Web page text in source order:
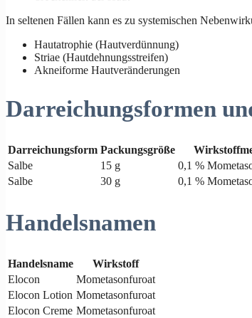
In seltenen Fällen kann es zu systemischen
Hautatrophie (Hautverdünnung)
Striae (Hautdehnungsstreifen)
Akneiforme Hautveränderungen
Darreichungsformen
Darreichungsform Packungsgröße
Salbe
15 g
0,1 %
Salbe
30 g 0,1 %
Handelsnamen
Handelsname
Wirkstoff
Elocon
Mometasonfuroat
Elocon Lotion Mometasonfuroat
Elocon Creme Mometasonfuroat